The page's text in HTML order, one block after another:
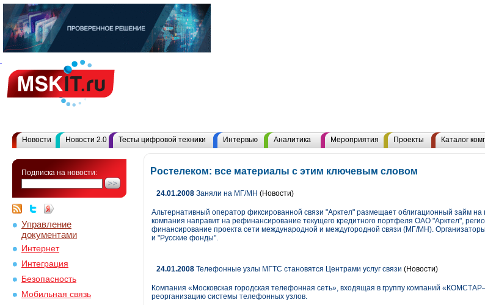
Новости Новости 2.0 Тесты цифровой техники Интервью Аналитика Мероприятия Проекты Каталог
Подписка на новости:
Управление
документами
Интернет
Интеграция
Безопасность
Мобильная связь
Ростелеком: все материалы с этим ключевым словом
24.01.2008 Заняли на МГ/МН (Новости)
Альтернативный оператор фиксированной связи "Арктел" размещает облигационный займ
компания направит на рефинансирование текущего кредитного портфеля ОАО "Арктел",
финансирование проекта сети международной и междугородной связи (МГ/МН).
и "Русские фонды".
24.01.2008 Телефонные узлы МГТС становятся Центрами услуг связи (Новости)
Компания «Московская городская телефонная сеть», входящая в группу компаний
реорганизацию системы телефонных узлов.